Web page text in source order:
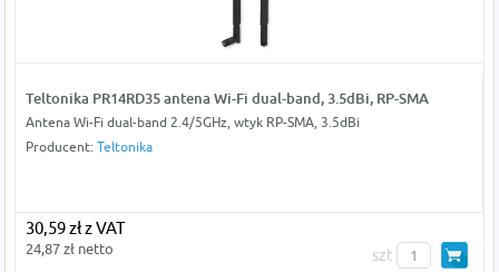
Teltonika PR14RD35 antena Wi-Fi dual-band, 3.5dBi, RP-SMA
Antena Wi-Fi dual-band 2.4/5GHz, wtyk RP-SMA, 3.5dBi
Producent: Teltonika
30,59 zł z VAT
24,87 zł netto szt